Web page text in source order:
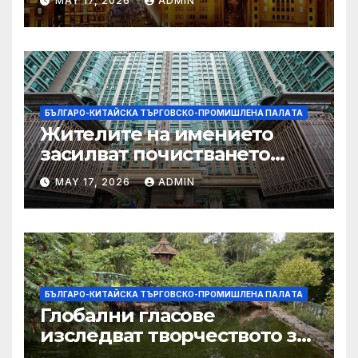
Китай и САЩ
БЪЛГАРО-КИТАЙСКА ТЪРГОВСКО-ПРОМИШЛЕНА ПАЛAТА
Жителите на имението
засилват почистването
след първия случай на
хепатит на плъхове в града
тази година
MAY 17, 2026 ADMIN
БЪЛГАРО-КИТАЙСКА ТЪРГОВСКО-ПРОМИШЛЕНА ПАЛAТА
Глобални гласове
изследват творчеството за